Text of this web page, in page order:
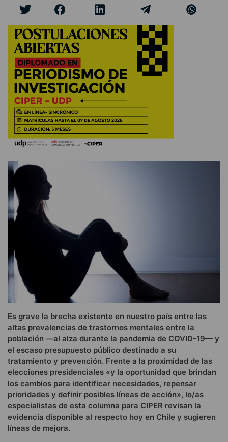
Es grave la brecha existente en nuestro país entre las
altas prevalencias de trastornos mentales entre la
población —al alza durante la pandemia de COVID-19— y
el escaso presupuesto público destinado a su
tratamiento y prevención. Frente a la proximidad de las
elecciones presidenciales «y la oportunidad que brindan
los cambios para identificar necesidades, repensar
prioridades y definir posibles líneas de acción», lo/as
especialistas de esta columna para CIPER revisan la
evidencia disponible al respecto hoy en Chile y sugieren
líneas de mejora.